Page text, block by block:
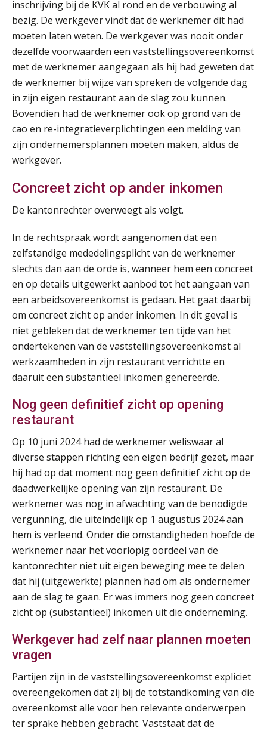
inschrijving bij de KVK al rond en de verbouwing al
bezig. De werkgever vindt dat de werknemer dit had
moeten laten weten. De werkgever was nooit onder
dezelfde voorwaarden een vaststellingsovereenkomst
met de werknemer aangegaan als hij had geweten dat
de werknemer bij wijze van spreken de volgende dag
in zijn eigen restaurant aan de slag zou kunnen.
Bovendien had de werknemer ook op grond van de
cao en re-integratieverplichtingen een melding van
zijn ondernemersplannen moeten maken, aldus de
werkgever.
Concreet zicht op ander inkomen
De kantonrechter overweegt als volgt.
In de rechtspraak wordt aangenomen dat een
zelfstandige mededelingsplicht van de werknemer
slechts dan aan de orde is, wanneer hem een concreet
en op details uitgewerkt aanbod tot het aangaan van
een arbeidsovereenkomst is gedaan. Het gaat daarbij
om concreet zicht op ander inkomen. In dit geval is
niet gebleken dat de werknemer ten tijde van het
ondertekenen van de vaststellingsovereenkomst al
werkzaamheden in zijn restaurant verrichtte en
daaruit een substantieel inkomen genereerde.
Nog geen definitief zicht op opening
restaurant
Op 10 juni 2024 had de werknemer weliswaar al
diverse stappen richting een eigen bedrijf gezet, maar
hij had op dat moment nog geen definitief zicht op de
daadwerkelijke opening van zijn restaurant. De
werknemer was nog in afwachting van de benodigde
vergunning, die uiteindelijk op 1 augustus 2024 aan
hem is verleend. Onder die omstandigheden hoefde de
werknemer naar het voorlopig oordeel van de
kantonrechter niet uit eigen beweging mee te delen
dat hij (uitgewerkte) plannen had om als ondernemer
aan de slag te gaan. Er was immers nog geen concreet
zicht op (substantieel) inkomen uit die onderneming.
Werkgever had zelf naar plannen moeten
vragen
Partijen zijn in de vaststellingsovereenkomst expliciet
overeengekomen dat zij bij de totstandkoming van die
overeenkomst alle voor hen relevante onderwerpen
ter sprake hebben gebracht. Vaststaat dat de
07
11
AUG
Practical Diploma in Payroll Administration (PDL®)
Markus Verbeek Praehep
AUG
HBO Programma Manager Payroll Services & Benefits
Markus Verbeek Praehep
AUG
Module Arbeidsrecht en Sociale Zekerheid VPS
Markus Verbeek Praehep
20
AUG
Module Loonheffingen PDL
Markus Verbeek Praehep
24
24